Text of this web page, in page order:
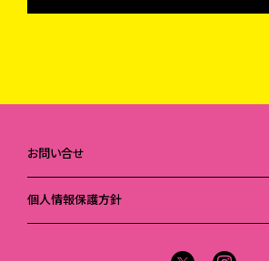
お問い合せ
個人情報保護方針